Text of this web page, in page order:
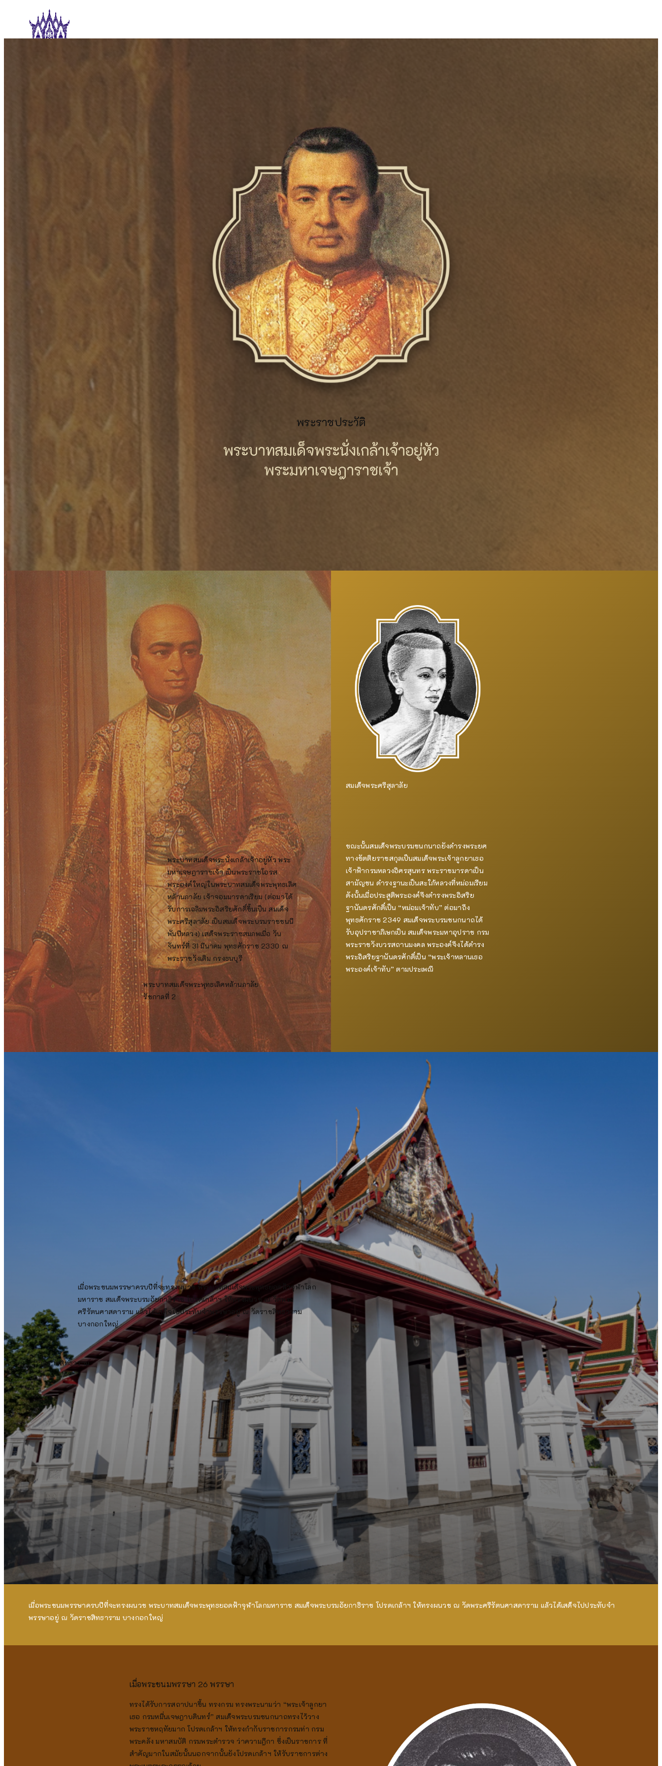
พระราชประวัติ
พระบาทสมเด็จพระนั่งเกล้าเจ้าอยู่หัว
พระมหาเจษฎาราชเจ้า
พระบาทสมเด็จพระนั่งเกล้าเจ้าอยู่หัว พระ
มหาเจษฎาราชเจ้า เป็นพระราชโอรส
พระองค์ใหญ่ในพระบาทสมเด็จพระพุทธเลิศ
หล้านภาลัย เจ้าจอมมารดาเรียม (ต่อมาได้
รับการเฉลิมพระอิสริยศักดิ์ขึ้นเป็น สมเด็จ
พระศรีสุลาลัย เป็นสมเด็จพระบรมราชชนนี
พันปีหลวง) เสด็จพระราชสมภพเมื่อ วัน
จันทร์ที่ 31 มีนาคม พุทธศักราช 2330 ณ
พระราชวังเดิม กรงธนบุรี
พระบาทสมเด็จพระพุทธเลิศหล้านภาลัย
รัชกาลที่ 2
สมเด็จพระศรีสุลาลัย
ขณะนั้นสมเด็จพระบรมชนกนาถยังดำรงพระยศ
ทางขัตติยราชสกุลเป็นสมเด็จพระเจ้าลูกยาเธอ
เจ้าฟ้ากรมหลวงอิศรสุนทร พระราชมารดาเป็น
สามัญชน ดำรงฐานะเป็นสะใภ้หลวงที่หม่อมเรียม
ดังนั้นเมื่อประสูติพระองค์จึงดำรงพระอิสริย
ฐานันดรศักดิ์เป็น “หม่อมเจ้าทับ” ต่อมาถึง
พุทธศักราช 2349 สมเด็จพระบรมชนกนาถได้
รับอุปราชาภิเษกเป็น สมเด็จพระมหาอุปราช กรม
พระราชวังบวรสถานมงคล พระองค์จึงได้ดำรง
พระอิสริยฐานันดรศักดิ์เป็น “พระเจ้าหลานเธอ
พระองค์เจ้าทับ” ตามประเพณี
เมื่อพระชนมพรรษาครบปีที่จะทรงผนวช พระบาทสมเด็จพระพุทธยอดฟ้าจุฬาโลก
มหาราช สมเด็จพระบรมอัยกาธิราช โปรดเกล้าฯ ให้ทรงผนวช ณ วัดพระ
ศรีรัตนศาสดาราม แล้วได้เสด็จไปประทับจำพรรษาอยู่ ณ วัดราชสิทธาราม
บางกอกใหญ่
วัดราชสิทธาราม
เมื่อพระชนมพรรษาครบปีที่จะทรงผนวช พระบาทสมเด็จพระพุทธยอดฟ้าจุฬาโลกมหาราช สมเด็จพระบรมอัยกาธิราช โปรดเกล้าฯ ให้ทรงผนวช ณ วัดพระศรีรัตนศาสดาราม แล้วได้เสด็จไปประทับจำ
พรรษาอยู่ ณ วัดราชสิทธาราม บางกอกใหญ่
เมื่อพระชนมพรรษา 26 พรรษา
ทรงได้รับการสถาปนาขึ้น ทรงกรม ทรงพระนามว่า “พระเจ้าลูกยา
เธอ กรมหมื่นเจษฎาบดินทร์” สมเด็จพระบรมชนกนาถทรงไว้วาง
พระราชหฤทัยมาก โปรดเกล้าฯ ให้ทรงกำกับราชการกรมท่า กรม
พระคลัง มหาสมบัติ กรมพระตำรวจ ว่าความฎีกา ซึ่งเป็นราชการ ที่
สำคัญมากในสมัยนั้นนอกจากนั้นยังโปรดเกล้าฯ ให้รับราชการต่าง